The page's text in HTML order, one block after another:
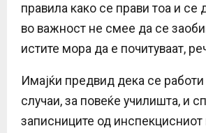
правила како се прави тоа и се
во важност не смее да се
истите мора да е почитуваат,
Имајќи предвид дека се работи
случаи, за повеќе училишта, и
записниците од инспекцисниот